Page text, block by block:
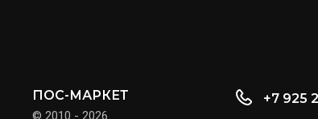
ПОС-МАРКЕТ
© 2010 - 2026
+7 925